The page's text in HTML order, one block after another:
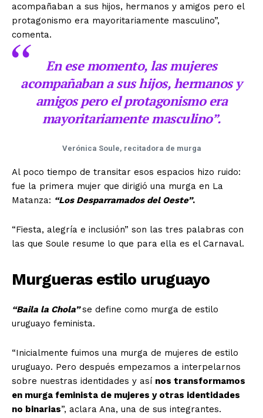
acompañaban a sus hijos, hermanos y amigos pero el
protagonismo era mayoritariamente masculino”,
comenta.
En ese momento, las mujeres
acompañaban a sus hijos, hermanos y
amigos pero el protagonismo era
mayoritariamente masculino”.
Verónica Soule, recitadora de murga
Al poco tiempo de transitar esos espacios hizo ruido:
fue la primera mujer que dirigió una murga en La
Matanza: “Los Desparramados del Oeste”.
“Fiesta, alegría e inclusión” son las tres palabras con
las que Soule resume lo que para ella es el Carnaval.
Murgueras estilo uruguayo
“Baila la Chola”se define como murga de estilo
uruguayo feminista.
“Inicialmente fuimos una murga de mujeres de estilo
uruguayo. Pero después empezamos a interpelarnos
sobre nuestras identidades y así nos transformamos
en murga feminista de mujeres y otras identidades
no binarias”, aclara Ana, una de sus integrantes.